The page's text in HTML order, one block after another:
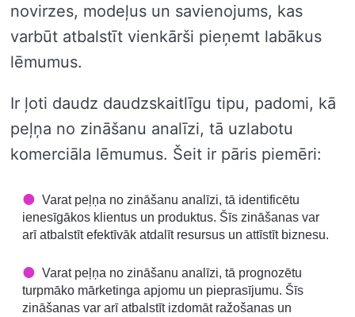
novirzes, modeļus un savienojums, kas
varbūt atbalstīt vienkārši pieņemt labākus
lēmumus.
Ir ļoti daudz daudzskaitlīgu tipu, padomi, kā
peļņa no zināšanu analīzi, tā uzlabotu
komerciāla lēmumus. Šeit ir pāris piemēri:
Varat peļņa no zināšanu analīzi, tā identificētu
ienesīgākos klientus un produktus. Šīs zināšanas var
arī atbalstīt efektīvāk atdalīt resursus un attīstīt biznesu.
Varat peļņa no zināšanu analīzi, tā prognozētu
turpmāko mārketinga apjomu un pieprasījumu. Šīs
zināšanas var arī atbalstīt izdomāt ražošanas un